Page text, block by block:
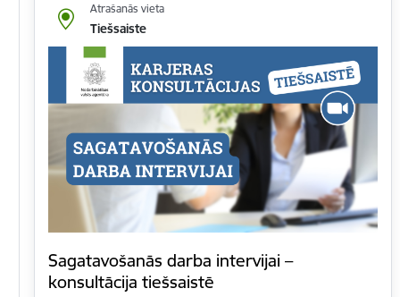
Atrašanās vieta
Tiešsaiste
Sagatavošanās darba intervijai –
konsultācija tiešsaistē